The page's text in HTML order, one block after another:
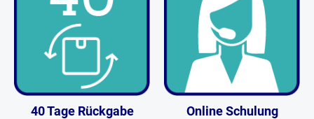
40 Tage Rückgabe Online Schulung